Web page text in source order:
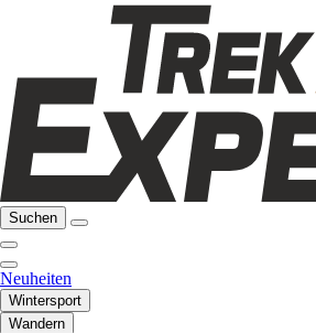
Suchen
Neuheiten
Wintersport
Wandern